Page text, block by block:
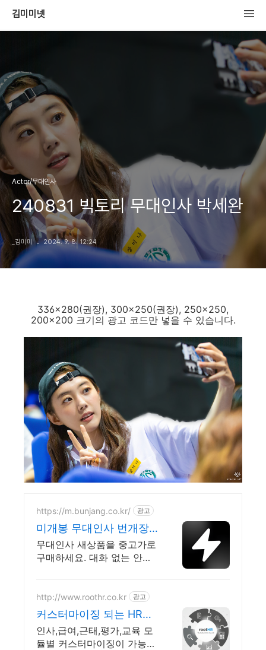
김미미넷
Actor/무대인사
240831 빅토리 무대인사 박세완
_김미미 2024. 9. 8. 12:24
336x280(권장), 300x250(권장), 250x250,
200x200 크기의 광고 코드만 넣을 수 있습니다.
https://m.bunjang.co.kr/ 광고
미개봉 무대인사 번개장
터 국내 최대 브랜드 중고
거래
무대인사 새상품을 중고가로
구매하세요. 대화 없는 안전
상품 매일 10만 개 이상의 신
규 상품 업로드
http://www.roothr.co.kr 광고
커스터마이징 되는 HR시
스템 rootHR 올인원HR플
랫폼
인사,급여,근태,평가,교육 모
듈별 커스터마이징이 가능한